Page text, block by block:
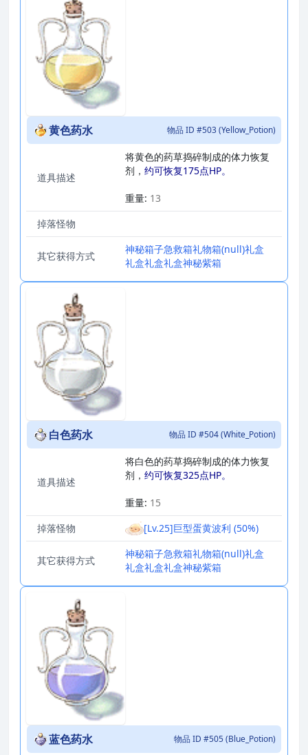
黄色药水 物品 ID #503 (Yellow_Potion)
道具描述
将黄色的药草捣碎制成的体力恢复
剂， 约可恢复175点HP。
重量: 13
掉落怪物
其它获得方式
神秘箱子急救箱礼物箱(null)礼盒
礼盒礼盒礼盒神秘紫箱
白色药水 物品 ID #504 (White_Potion)
道具描述
将白色的药草捣碎制成的体力恢复
剂， 约可恢复325点HP。
重量: 15
掉落怪物
[Lv.25]巨型蛋黄波利 (50%)
其它获得方式
神秘箱子急救箱礼物箱(null)礼盒
礼盒礼盒礼盒神秘紫箱
蓝色药水 物品 ID #505 (Blue_Potion)